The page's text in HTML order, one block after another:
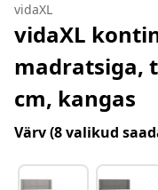
vidaXL
vidaXL
madratsiga,
cm, kangas
Värv(8 valikud